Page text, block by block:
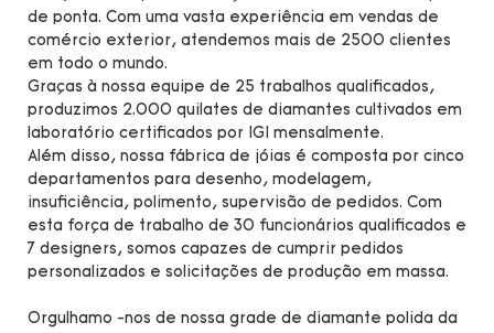
de ponta. Com uma vasta experiência em vendas de
comércio exterior, atendemos mais de 2500 clientes
em todo o mundo.
Graças à nossa equipe de 25 trabalhos qualificados,
produzimos 2.000 quilates de diamantes cultivados em
laboratório certificados por IGI mensalmente.
Além disso, nossa fábrica de jóias é composta por cinco
departamentos para desenho, modelagem,
insuficiência, polimento, supervisão de pedidos. Com
esta força de trabalho de 30 funcionários qualificados e
7 designers, somos capazes de cumprir pedidos
personalizados e solicitações de produção em massa.
Orgulhamo -nos de nossa grade de diamante polida da